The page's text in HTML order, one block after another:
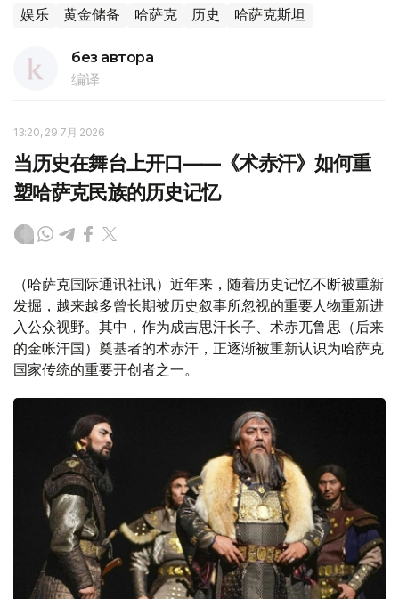
娱乐 黄金储备 哈萨克 历史 哈萨克斯坦
без автора
编译
13:20, 29 7月 2026
当历史在舞台上开口——《术赤汗》如何重
塑哈萨克民族的历史记忆
（哈萨克国际通讯社讯）近年来，随着历史记忆不断被重新
发掘，越来越多曾长期被历史叙事所忽视的重要人物重新进
入公众视野。其中，作为成吉思汗长子、术赤兀鲁思（后来
的金帐汗国）奠基者的术赤汗，正逐渐被重新认识为哈萨克
国家传统的重要开创者之一。